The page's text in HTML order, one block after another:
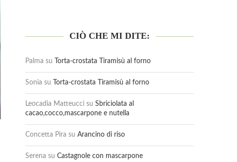
CIÒ CHE MI DITE:
Palma su Torta-crostata Tiramisù al forno
Sonia su Torta-crostata Tiramisù al forno
Leocadia Matteucci su Sbriciolata al
cacao,cocco,mascarpone e nutella
Concetta Pira su Arancino di riso
Serena su Castagnole con mascarpone